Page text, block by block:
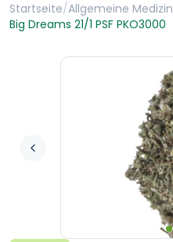
Startseite/Allgemeine Medizin
Big Dreams 21/1 PSF PKO3000